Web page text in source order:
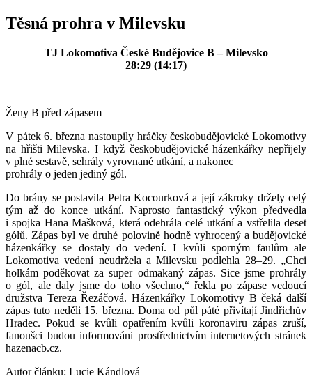
Těsná prohra v Milevsku
TJ Lokomotiva České Budějovice B – Milevsko
28:29 (14:17)
Ženy B před zápasem
V pátek 6. března nastoupily hráčky českobudějovické Lokomotivy
na hřišti Milevska. I když českobudějovické házenkářky nepřijely
v plné sestavě, sehrály vyrovnané utkání, a nakonec
prohrály o jeden jediný gól.
Do brány se postavila Petra Kocourková a její zákroky držely celý
tým až do konce utkání. Naprosto fantastický výkon předvedla
i spojka Hana Mašková, která odehrála celé utkání a vstřelila deset
gólů. Zápas byl ve druhé polovině hodně vyhrocený a budějovické
házenkářky se dostaly do vedení. I kvůli sporným faulům ale
Lokomotiva vedení neudržela a Milevsku podlehla 28–29. „Chci
holkám poděkovat za super odmakaný zápas. Sice jsme prohrály
o gól, ale daly jsme do toho všechno,“ řekla po zápase vedoucí
družstva Tereza Řezáčová. Házenkářky Lokomotivy B čeká další
zápas tuto neděli 15. března. Doma od půl páté přivítají Jindřichův
Hradec. Pokud se kvůli opatřením kvůli koronaviru zápas zruší,
fanoušci budou informováni prostřednictvím internetových stránek
hazenacb.cz.
Autor článku: Lucie Kándlová